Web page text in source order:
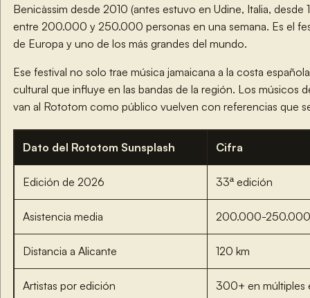
Benicàssim desde 2010 (antes estuvo en Udine, Italia, desde
entre 200.000 y 250.000 personas en una semana. Es el
de Europa y uno de los más grandes del mundo.
Ese festival no solo trae música jamaicana a la costa
cultural que influye en las bandas de la región. Los músicos
van al Rototom como público vuelven con referencias que
Dato del Rototom Sunsplash Cifra
Edición de 2026 33ª edición
Asistencia media 200.000-250.000
Distancia a Alicante 120 km
Artistas por edición 300+ en múltiples